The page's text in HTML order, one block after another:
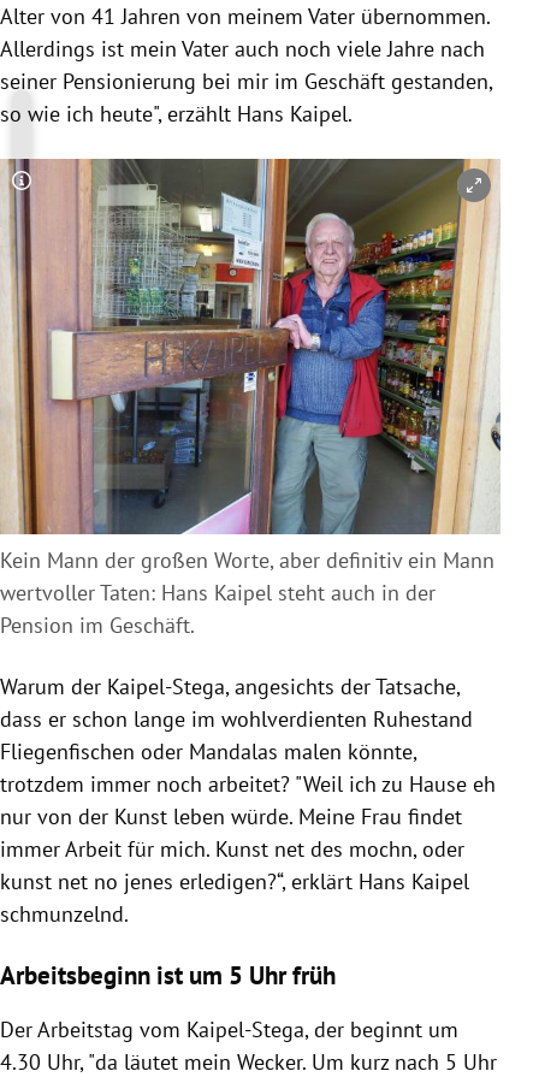
Alter von 41 Jahren von meinem Vater übernommen.
Allerdings ist mein Vater auch noch viele Jahre nach
seiner Pensionierung bei mir im Geschäft gestanden,
so wie ich heute", erzählt Hans Kaipel.
Copyright-Hinweis öffnen/schließen
Kein Mann der großen Worte, aber definitiv ein Mann
wertvoller Taten: Hans Kaipel steht auch in der
Pension im Geschäft.
Warum der Kaipel-Stega, angesichts der Tatsache,
dass er schon lange im wohlverdienten Ruhestand
Fliegenfischen oder Mandalas malen könnte,
trotzdem immer noch arbeitet? "Weil ich zu Hause eh
nur von der Kunst leben würde. Meine Frau findet
immer Arbeit für mich. Kunst net des mochn, oder
kunst net no jenes erledigen?“, erklärt Hans Kaipel
schmunzelnd.
Arbeitsbeginn ist um 5 Uhr früh
Der Arbeitstag vom Kaipel-Stega, der beginnt um
4.30 Uhr, "da läutet mein Wecker. Um kurz nach 5 Uhr